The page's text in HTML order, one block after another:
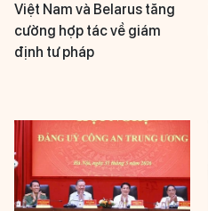
Việt Nam và Belarus tăng
cường hợp tác về giám
định tư pháp